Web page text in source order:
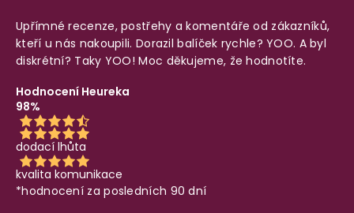
Upřímné recenze, postřehy a komentáře od zákazníků,
kteří u nás nakoupili. Dorazil balíček rychle? YOO. A byl
diskrétní? Taky YOO! Moc děkujeme, že hodnotíte.
Hodnocení Heureka
98%
dodací lhůta
kvalita komunikace
*hodnocení za posledních 90 dní